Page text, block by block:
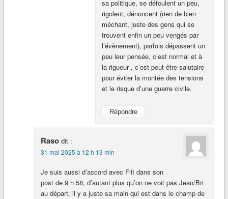
sa politique, se défoulent un peu,
rigolent, dénoncent (rien de bien
méchant, juste des gens qui se
trouvent enfin un peu vengés par
l’évènement), parfois dépassent un
peu leur pensée, c’est normal et à
la rigueur , c’est peut-être salutaire
pour éviter la montée des tensions
et le risque d’une guerre civile.
Répondre
Raso dit :
31 mai 2025 à 12 h 13 min
Je suis aussi d’accord avec Fifi dans son
post de 9 h 58, d’autant plus qu’on ne voit pas Jean/Bri
au départ, il y a juste sa main qui est dans le champ de